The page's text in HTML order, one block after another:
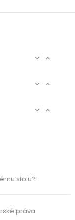
 
 
 
stolu?
práva